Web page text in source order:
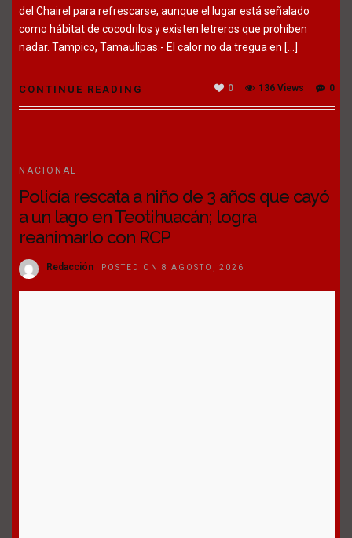
del Chairel para refrescarse, aunque el lugar está señalado
como hábitat de cocodrilos y existen letreros que prohíben
nadar. Tampico, Tamaulipas.- El calor no da tregua en […]
CONTINUE READING 0
136 Views
0
NACIONAL
Policía rescata a niño de 3 años que cayó
a un lago en Teotihuacán; logra
reanimarlo con RCP
Redacción POSTED ON 8 AGOSTO, 2026